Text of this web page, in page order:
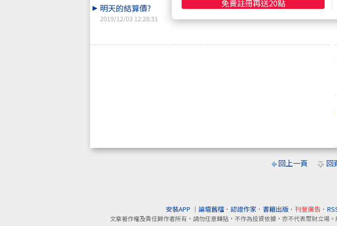
明天的結算價?
2019/12/03 12:28:31
回上一頁 回
安裝APP ｜ 論壇舊檔． 認證作家． 書籍出版． 刊登廣告 ．
文章著作權及責任歸作者所有，請勿任意轉貼，不作為投資依據，亦不代表聚財立場
免費註冊再送20點